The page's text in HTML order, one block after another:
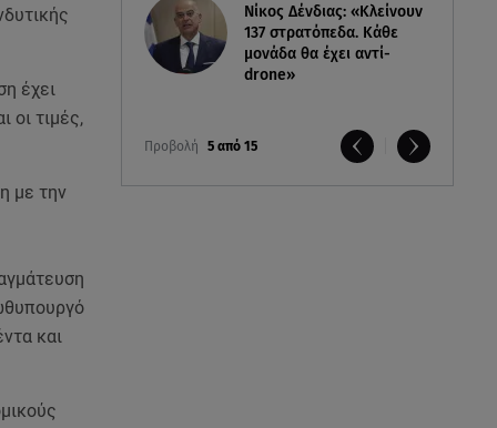
Νίκος Δένδιας: «Κλείνουν
137 στρατόπεδα. Kάθε
μονάδα θα έχει αντί-
drone»
Προβολή 5 από 15
έχει
οι τιμές,
με την
και